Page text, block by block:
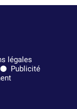
légales
Publicité